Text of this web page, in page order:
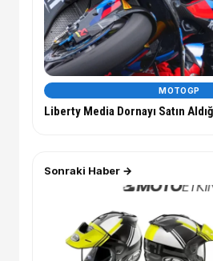
MOTOGP
Liberty Media Dornayı Satın
Sonraki Haber →